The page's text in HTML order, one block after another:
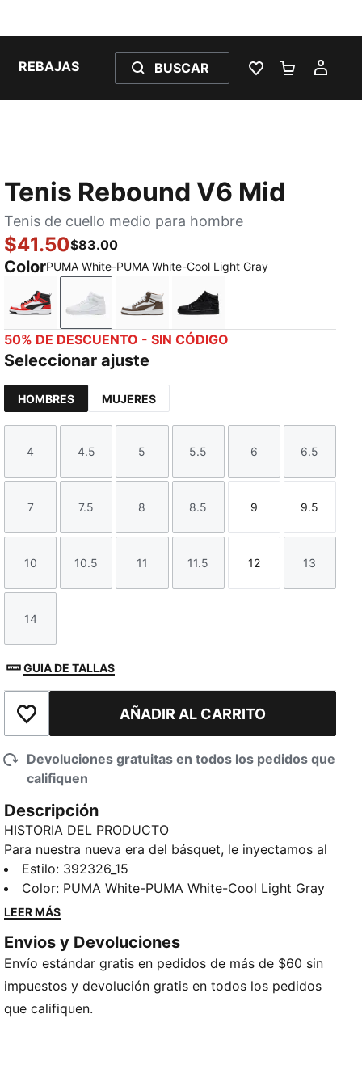
REBAJAS BUSCAR
LISTA DE
Tenis Rebound V6 Mid
Tenis de cuello medio para hombre
$41.50$83.00
ColorPUMA White-PUMA White-Cool Light Gray
PUMA White-PUMA Black-For All Time Red
PUMA White-PUMA White-Cool Light Gray
PUMA White-Flat Bronze
PUMA Black-PUMA Black-
50% DE DESCUENTO - SIN CÓDIGO
Seleccionar ajuste
HOMBRES MUJERES
Talla
4
Talla
4.5
Talla
5
Talla
5.5
Talla
6
Talla
6.5
Talla
7
Talla
7.5
Talla
8
Talla
8.5
Talla
9
Talla
9.5
Talla
10
Talla
10.5
Talla
11
Talla
11.5
Talla
12
Talla
13
Talla
14
GUIA DE TALLAS
Añadir a la lista de deseosAÑADIR AL CARRITO
Devoluciones gratuitas en todos los pedidos que
califiquen
Descripción
HISTORIA DEL PRODUCTO
Para nuestra nueva era del básquet, le inyectamos al
ADN de PUMA una inspiración retro. Estos tenis
Rebound cuentan con una cubierta resistente al
desgaste, un cuello medio y una suave plantilla, de
tu día con comodidad y estilo.
CARACTERÍSTICAS Y BENEFICIOS
Cubierta fabricada con al menos un 20% de
materiales reciclados; base fabricada con al menos
Estilo: 392326_15
Color: PUMA White-PUMA White-Cool Light Gray
LEER MÁS
Envios y Devoluciones
Envío estándar gratis en pedidos de más de $60 sin
impuestos y devolución gratis en todos los pedidos
que califiquen.